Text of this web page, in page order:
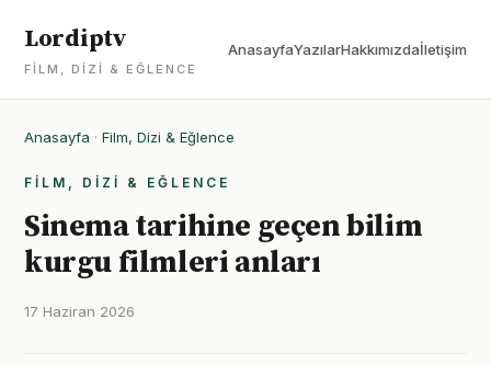
Lordiptv
FILM, DIZI & EĞLENCE
AnasayfaYazılarHakkımızdaİletişim
Anasayfa · Film, Dizi & Eğlence
FILM, DIZI & EĞLENCE
Sinema tarihine geçen bilim
kurgu filmleri anları
17 Haziran 2026